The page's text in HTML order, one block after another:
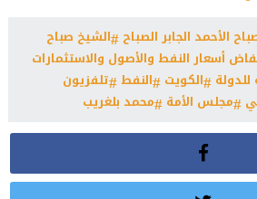
الأحمد الجابر الصباح الشيخ صباح
أسعار النفط والأصول والاستثمارات
للدولة الكويت النفط تلفزيون
مجلس الأمة محمد بلغريب